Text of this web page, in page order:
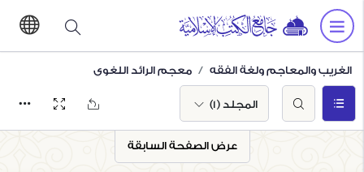
الغريب والمعاجم ولغة الفقه معجم الرائد اللغوي
المجلد (1)
عرض الصفحة السابقة